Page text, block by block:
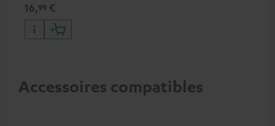
50/60p et 4K 3D
16,99 €
Accessoires compatibles